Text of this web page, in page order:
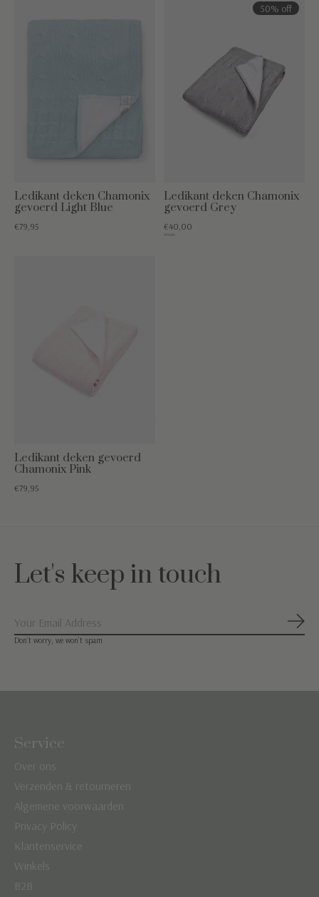
Ledikant deken Chamonix
gevoerd Light Blue
€79,95
50% off
Ledikant deken Chamonix
gevoerd Grey
€40,00
€79,95
Ledikant deken gevoerd
Chamonix Pink
€79,95
Let's keep in touch
Don’t worry, we won’t spam
Service
Over ons
Verzenden & retourneren
Algemene voorwaarden
Privacy Policy
Klantenservice
Winkels
B2B